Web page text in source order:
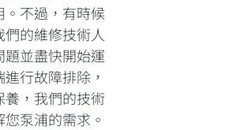
不過，有時候
的維修技術人
題並盡快開始運
行故障排除，
，我們的技術
泵浦的需求。